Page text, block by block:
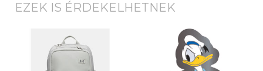
EZEK IS ÉRDEKELHETNEK